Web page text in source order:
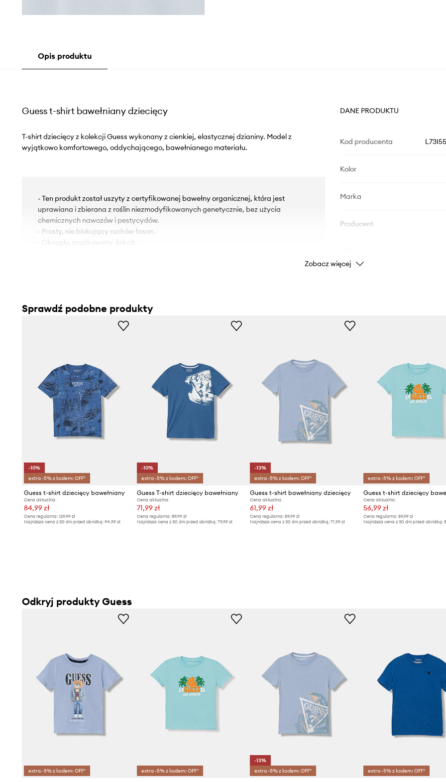
Opis produktu
Guess t-shirt bawełniany dziecięcy
T-shirt dziecięcy z kolekcji Guess wykonany z cienkiej, elastycznej dzianiny. Model z
wyjątkowo komfortowego, oddychającego, bawełnianego materiału.
- Ten produkt został uszyty z certyfikowanej bawełny organicznej, która jest
uprawiana i zbierana z roślin niezmodyfikowanych genetycznie, bez użycia
chemicznych nawozów i pestycydów.
- Prosty, nie blokujący ruchów fason.
- Okrągły, prążkowany dekolt.
DANE PRODUKTU
Kod producenta
Kolor
Marka
Producent
Zobacz więcej
Sprawdź podobne produkty
-10%
extra -5% z kodem: OFF*
Guess t-shirt dziecięcy bawełniany
Cena aktualna:
84,99 zł
Cena regularna: 129,99 zł
Najniższa cena z 30 dni przed obniżką: 94,99 zł
-10%
extra -5% z kodem: OFF*
Guess T-shirt dziecięcy bawełniany
Cena aktualna:
71,99 zł
Cena regularna:89,99 zł
Najniższa cena z 30 dni przed obniżką:79,99 zł
-13%
extra -5% z kodem: OFF*
Guess t-shirt bawełniany dziecięcy
Cena aktualna:
61,99 zł
Cena regularna: 89,99 zł
Najniższa cena z 30 dni przed obniżką: 71,99 zł
extra -5% z kodem: OFF*
Guess t-shirt dziecięcy
Cena aktualna:
56,99 zł
Cena regularna: 89,99 zł
Najniższa cena z 30 dni przed obniżką:
Odkryj produkty Guess
extra -5% z kodem: OFF* extra -5% z kodem: OFF*
-13%
extra -5% z kodem: OFF*
extra -5% z kodem: OFF*